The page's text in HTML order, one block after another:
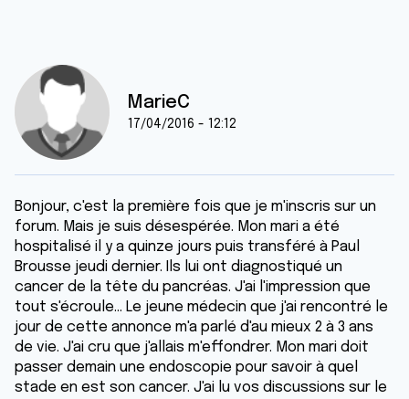
MarieC
17/04/2016 - 12:12
Bonjour, c'est la première fois que je m'inscris sur un
forum. Mais je suis désespérée. Mon mari a été
hospitalisé il y a quinze jours puis transféré à Paul
Brousse jeudi dernier. Ils lui ont diagnostiqué un
cancer de la tête du pancréas. J'ai l'impression que
tout s'écroule... Le jeune médecin que j'ai rencontré le
jour de cette annonce m'a parlé d'au mieux 2 à 3 ans
de vie. J'ai cru que j'allais m'effondrer. Mon mari doit
passer demain une endoscopie pour savoir à quel
stade en est son cancer. J'ai lu vos discussions sur le